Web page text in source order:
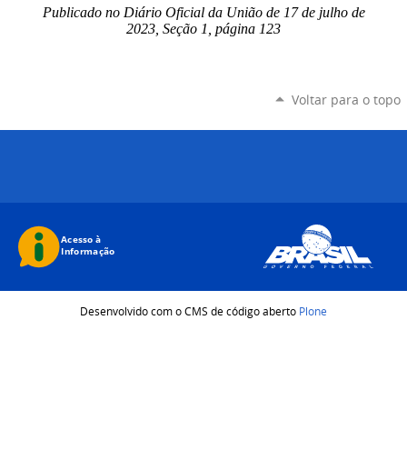
Publicado no Diário Oficial da União de 17 de julho de
2023, Seção 1, página 123
Voltar para o topo
Desenvolvido com o CMS de código aberto Plone